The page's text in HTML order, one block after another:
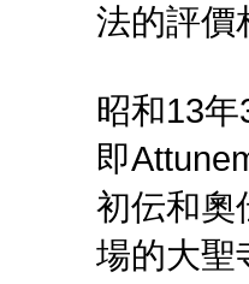
法的評價
昭和13
即
初伝和奧
場的大聖